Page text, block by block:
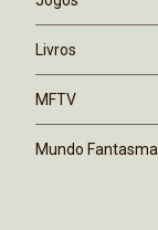
Livros
MFTV
Mundo Fantasma